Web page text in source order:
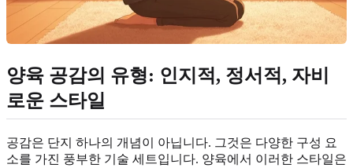
양육 공감의 유형: 인지적, 정서적, 자비
로운 스타일
공감은 단지 하나의 개념이 아닙니다. 그것은 다양한 구성 요
소를 가진 풍부한 기술 세트입니다. 양육에서 이러한 스타일은